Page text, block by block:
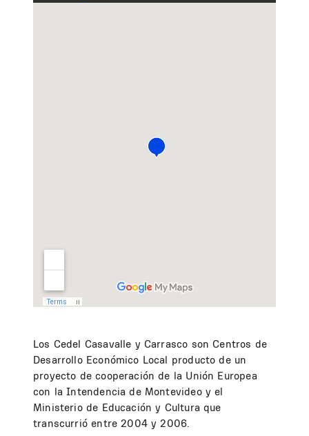
Los Cedel Casavalle y Carrasco son Centros de
Desarrollo Económico Local producto de un
proyecto de cooperación de la Unión Europea
con la Intendencia de Montevideo y el
Ministerio de Educación y Cultura que
transcurrió entre 2004 y 2006.